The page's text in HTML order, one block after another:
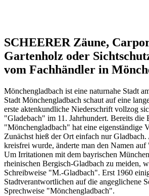
SCHEERER Zäune,
Gartenholz oder
vom Fachhändler in
Mönchengladbach ist eine naturnahe Stadt
Stadt Mönchengladbach schaut auf eine
erste aktenkundliche Niederschrift vollzog
"Gladebach" im 11. Jahrhundert. Bereits die
"Mönchengladbach" hat eine eigenständige
Zunächst hieß der Ort einfach nur
kreisfrei wurde, änderte man den Namen
Um Irritationen mit dem bayrischen
rheinischen Bergisch-Gladbach zu meiden,
Schreibweise "M.-Gladbach". Erst 1960
Stadtverantwortlichen auf die angeglichene
Sprechweise "Mönchengladbach".